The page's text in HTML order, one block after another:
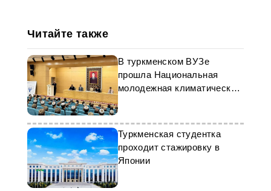
Читайте также
В туркменском ВУЗе
прошла Национальная
молодежная климатическая
Туркменская студентка
проходит стажировку в
Японии